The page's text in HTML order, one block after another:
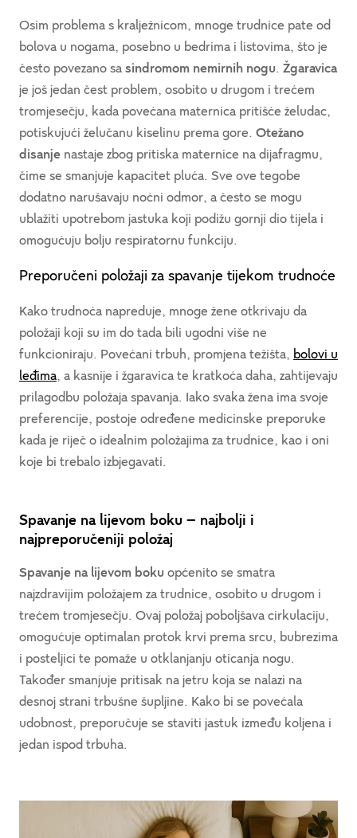
Osim problema s kralježnicom, mnoge trudnice pate od
bolova u nogama, posebno u bedrima i listovima, što je
često povezano sa sindromom nemirnih nogu. Žgaravica
je još jedan čest problem, osobito u drugom i trećem
tromjesečju, kada povećana maternica pritišće želudac,
potiskujući želučanu kiselinu prema gore. Otežano
disanje nastaje zbog pritiska maternice na dijafragmu,
čime se smanjuje kapacitet pluća. Sve ove tegobe
dodatno narušavaju noćni odmor, a često se mogu
ublažiti upotrebom jastuka koji podižu gornji dio tijela i
omogućuju bolju respiratornu funkciju.
Preporučeni položaji za spavanje tijekom trudnoće
Kako trudnoća napreduje, mnoge žene otkrivaju da
položaji koji su im do tada bili ugodni više ne
funkcioniraju. Povećani trbuh, promjena težišta, bolovi u
leđima, a kasnije i žgaravica te kratkoća daha, zahtijevaju
prilagodbu položaja spavanja. Iako svaka žena ima svoje
preferencije, postoje određene medicinske preporuke
kada je riječ o idealnim položajima za trudnice, kao i oni
koje bi trebalo izbjegavati.
Spavanje na lijevom boku – najbolji i
najpreporučeniji položaj
Spavanje na lijevom boku općenito se smatra
najzdravijim položajem za trudnice, osobito u drugom i
trećem tromjesečju. Ovaj položaj poboljšava cirkulaciju,
omogućuje optimalan protok krvi prema srcu, bubrezima
i posteljici te pomaže u otklanjanju oticanja nogu.
Također smanjuje pritisak na jetru koja se nalazi na
desnoj strani trbušne šupljine. Kako bi se povećala
udobnost, preporučuje se staviti jastuk između koljena i
jedan ispod trbuha.